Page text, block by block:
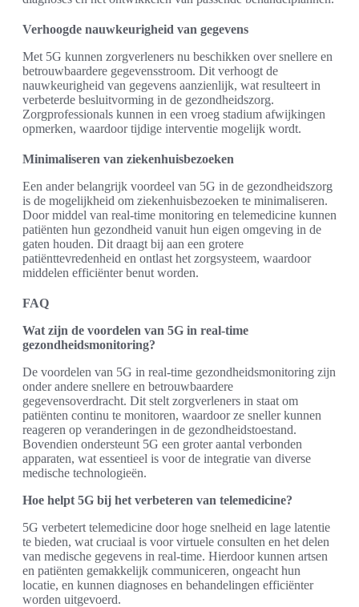
Verhoogde nauwkeurigheid van gegevens
Met 5G kunnen zorgverleners nu beschikken over snellere en
betrouwbaardere gegevensstroom. Dit verhoogt de
nauwkeurigheid van gegevens aanzienlijk, wat resulteert in
verbeterde besluitvorming in de gezondheidszorg.
Zorgprofessionals kunnen in een vroeg stadium afwijkingen
opmerken, waardoor tijdige interventie mogelijk wordt.
Minimaliseren van ziekenhuisbezoeken
Een ander belangrijk voordeel van 5G in de gezondheidszorg
is de mogelijkheid om ziekenhuisbezoeken te minimaliseren.
Door middel van real-time monitoring en telemedicine kunnen
patiënten hun gezondheid vanuit hun eigen omgeving in de
gaten houden. Dit draagt bij aan een grotere
patiënttevredenheid en ontlast het zorgsysteem, waardoor
middelen efficiënter benut worden.
FAQ
Wat zijn de voordelen van 5G in real-time
gezondheidsmonitoring?
De voordelen van 5G in real-time gezondheidsmonitoring zijn
onder andere snellere en betrouwbaardere
gegevensoverdracht. Dit stelt zorgverleners in staat om
patiënten continu te monitoren, waardoor ze sneller kunnen
reageren op veranderingen in de gezondheidstoestand.
Bovendien ondersteunt 5G een groter aantal verbonden
apparaten, wat essentieel is voor de integratie van diverse
medische technologieën.
Hoe helpt 5G bij het verbeteren van telemedicine?
5G verbetert telemedicine door hoge snelheid en lage latentie
te bieden, wat cruciaal is voor virtuele consulten en het delen
van medische gegevens in real-time. Hierdoor kunnen artsen
en patiënten gemakkelijk communiceren, ongeacht hun
locatie, en kunnen diagnoses en behandelingen efficiënter
worden uitgevoerd.